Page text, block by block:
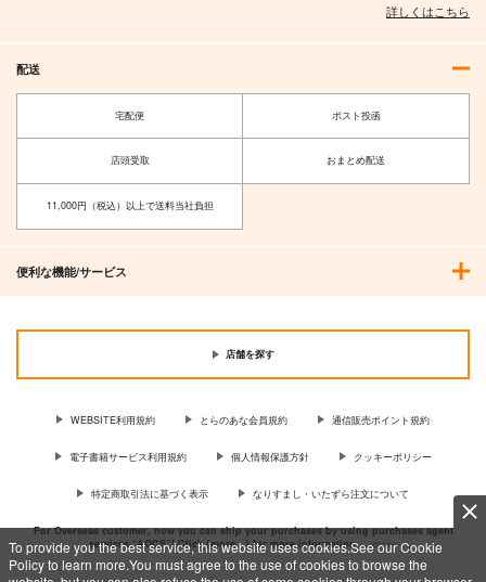
To provide you the best service, this website uses cookies.See our Cookie
Policy to learn more.You must agree to the use of cookies to browse the
艦隊これくしょん-艦これ-
呂500
カート
詳しくはこちら
配送
宅配便 ポスト投函
店頭受取 おまとめ配送
11,000円（税込）以上で送料当社負担
便利な機能/サービス
店舗を探す
WEBSITE利用規約 とらのあな会員規約 通信販売ポイント規約
電子書籍サービス利用規約 個人情報保護方針 クッキーポリシー
特定商取引法に基づく表示 なりすまし・いたずら注文について
For Overseas customer, now you can ship your purchases by using purchases agent
services “AOCS”! Click {more…} for more information …more